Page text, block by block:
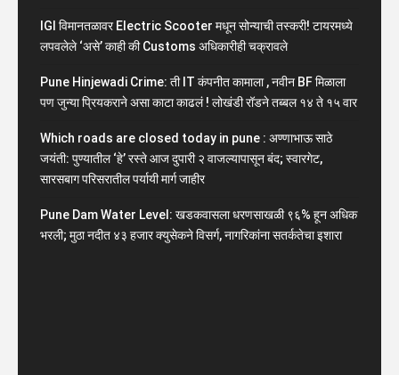
IGI विमानतळावर Electric Scooter मधून सोन्याची तस्करी! टायरमध्ये
लपवलेले ‘असे’ काही की Customs अधिकारीही चक्रावले
Pune Hinjewadi Crime: ती IT कंपनीत कामाला , नवीन BF मिळाला
पण जुन्या प्रियकराने असा काटा काढलं ! लोखंडी रॉडने तब्बल १४ ते १५ वार
Which roads are closed today in pune : अण्णाभाऊ साठे
जयंती: पुण्यातील ‘हे’ रस्ते आज दुपारी २ वाजल्यापासून बंद; स्वारगेट,
सारसबाग परिसरातील पर्यायी मार्ग जाहीर
Pune Dam Water Level: खडकवासला धरणसाखळी ९६% हून अधिक
भरली; मुठा नदीत ४३ हजार क्युसेकने विसर्ग, नागरिकांना सतर्कतेचा इशारा